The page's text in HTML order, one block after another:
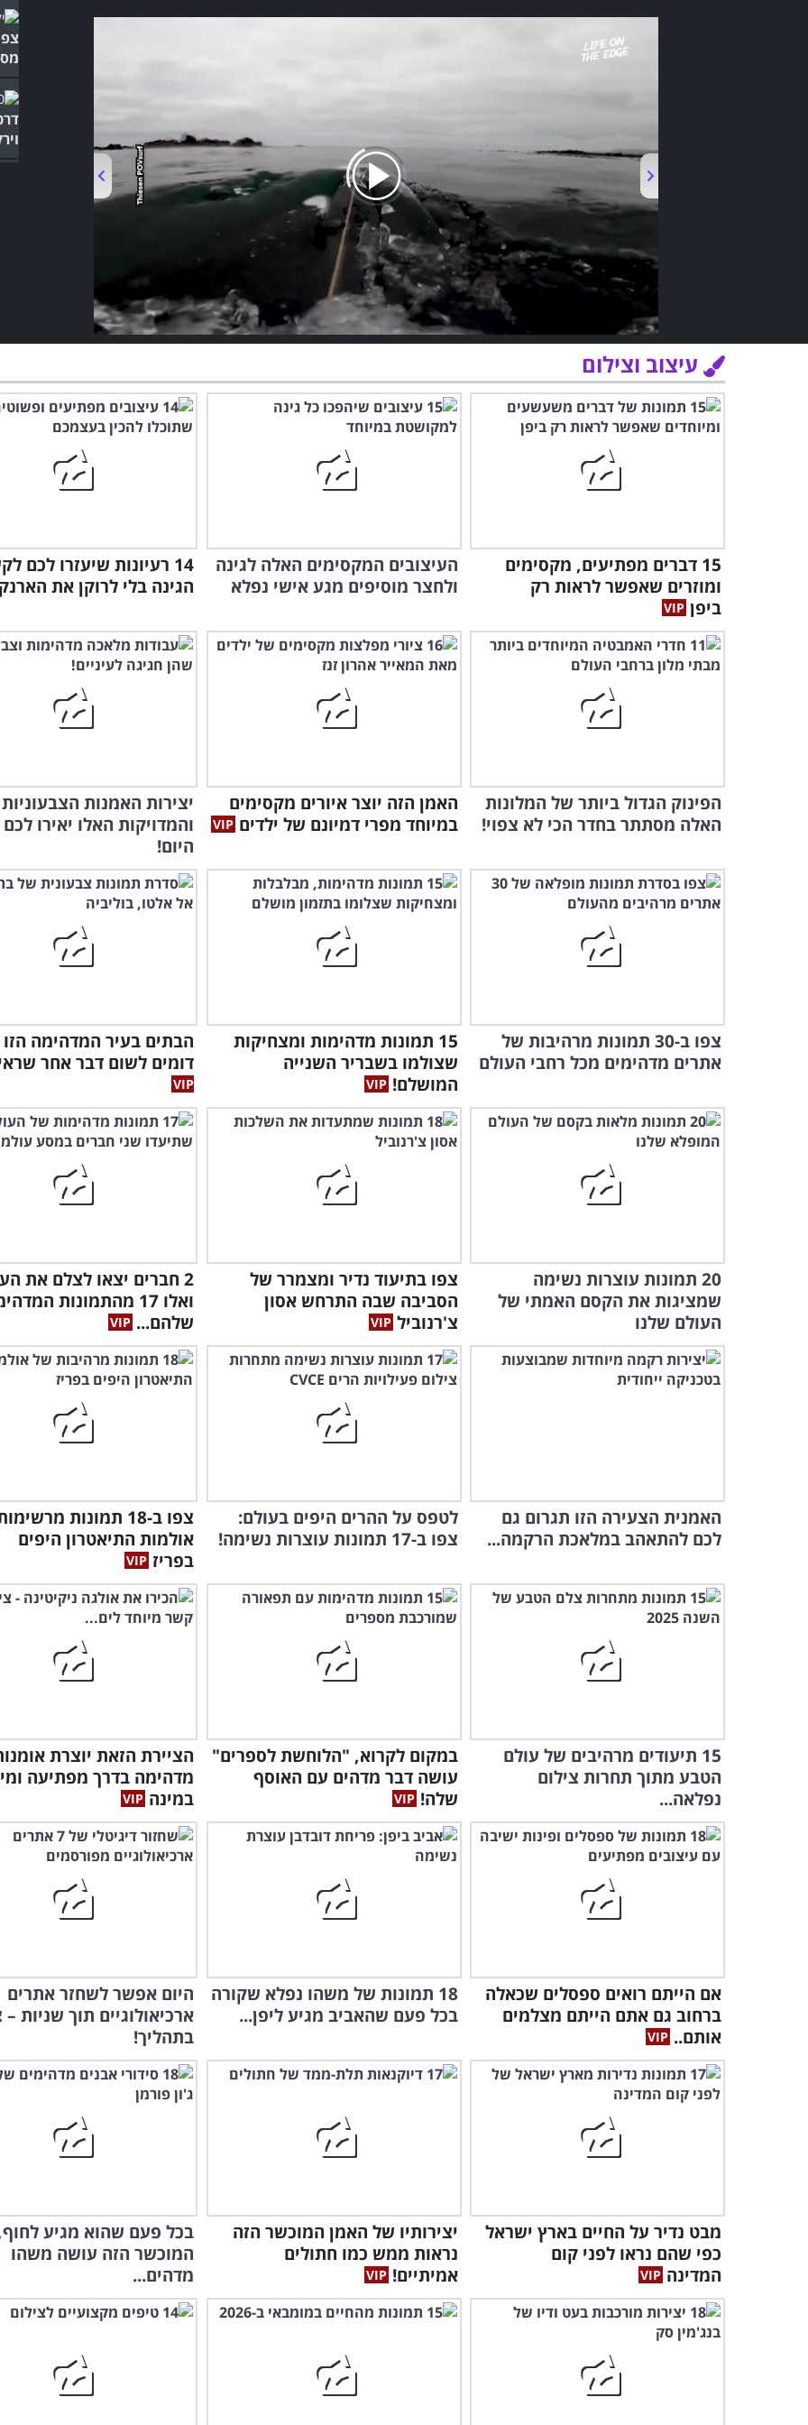
00:00/03:55
עיצוב וצילום
15 דברים מפתיעים, מקסימים
ומוזרים שאפשר לראות רק
ביפן
העיצובים המקסימים האלה לגינה
ולחצר מוסיפים מגע אישי נפלא
14 רעיונות שיעזרו לכם
הגינה בלי לרוקן את הארנק
הפינוק הגדול ביותר של המלונות
האלה מסתתר בחדר הכי לא צפוי!
האמן הזה יוצר איורים מקסימים
במיוחד מפרי דמיונם של ילדים
יצירות האמנות הצבעוניות
והמדויקות האלו יאירו
היום!
צפו ב-30 תמונות מרהיבות של
אתרים מדהימים מכל רחבי העולם
15 תמונות מדהימות ומצחיקות
שצולמו בשבריר השנייה
המושלם!
הבתים בעיר המדהימה
דומים לשום דבר אחר
20 תמונות עוצרות נשימה
שמציגות את הקסם האמתי של
העולם שלנו
צפו בתיעוד נדיר ומצמרר של
הסביבה שבה התרחש אסון
צ'רנוביל
2 חברים יצאו לצלם את
ואלו 17 מהתמונות
שלהם...
האמנית הצעירה הזו תגרום גם
לכם להתאהב במלאכת הרקמה...
לטפס על ההרים היפים בעולם:
צפו ב-17 תמונות עוצרות נשימה!
צפו ב-18 תמונות
אולמות התיאטרון היפים
בפריז
15 תיעודים מרהיבים של עולם
הטבע מתוך תחרות צילום
נפלאה...
במקום לקרוא, "הלוחשת לספרים"
עושה דבר מדהים עם האוסף
שלה!
הציירת הזאת יוצרת
מדהימה בדרך מפתיעה
במינה
אם הייתם רואים ספסלים שכאלה
ברחוב גם אתם הייתם מצלמים
אותם..
18 תמונות של משהו נפלא שקורה
בכל פעם שהאביב מגיע ליפן...
היום אפשר לשחזר אתרים
ארכיאולוגיים תוך שניות –
בתהליך!
מבט נדיר על החיים בארץ ישראל
כפי שהם נראו לפני קום
המדינה
יצירותיו של האמן המוכשר הזה
נראות ממש כמו חתולים
אמיתיים!
בכל פעם שהוא מגיע
המוכשר הזה עושה משהו
מדהים...